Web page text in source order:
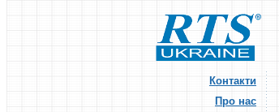
Контакти
Про нас